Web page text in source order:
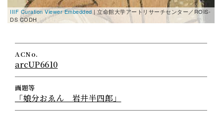
IIIF Curation Viewer Embedded | 立命館大学アートリサーチセンター／ROIS-
DS CODH
ACNo.
arcUP6610
画題等
「娘分おゑん 岩井半四郎」